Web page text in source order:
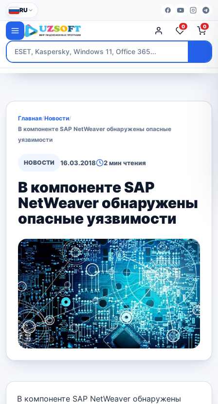
RU
0 0
Главная/Новости/
В компоненте SAP NetWeaver обнаружены опасные
уязвимости
НОВОСТИ 16.03.2018 2 мин чтения
В компоненте SAP
NetWeaver обнаружены
опасные уязвимости
В компоненте SAP NetWeaver обнаружены